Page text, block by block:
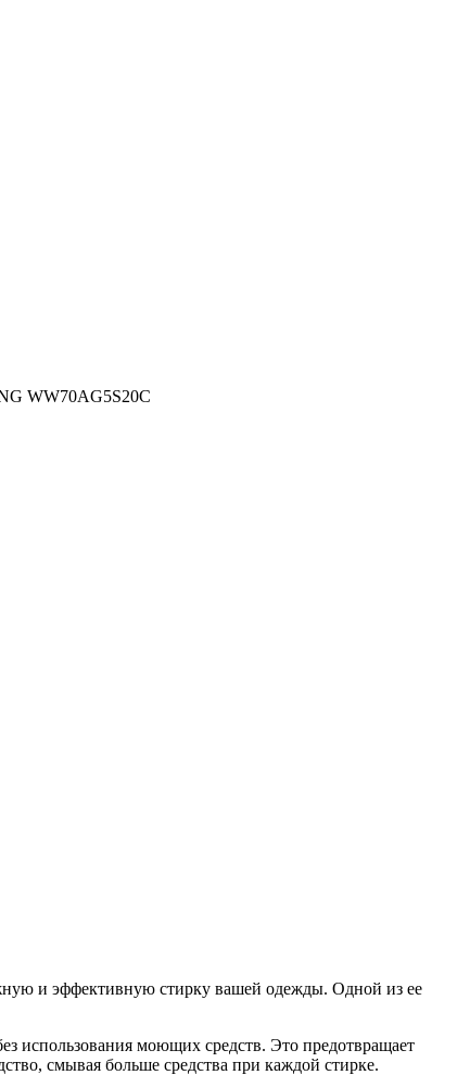
WW70AG5S20C
и эффективную стирку вашей одежды. Одной из ее
использования моющих средств. Это предотвращает
смывая больше средства при каждой стирке.